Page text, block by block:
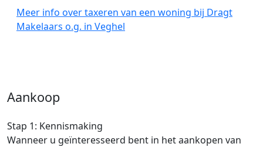
Meer info over taxeren van een woning bij Dragt
Makelaars o.g. in Veghel
Aankoop
Stap 1: Kennismaking
Wanneer u geïnteresseerd bent in het aankopen van